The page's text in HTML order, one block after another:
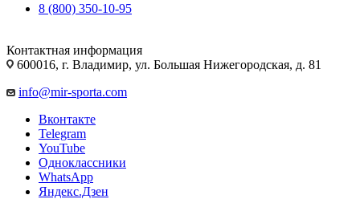
8 (800) 350-10-95
Контактная информация
600016, г. Владимир, ул. Большая Нижегородская, д. 81
info@mir-sporta.com
Вконтакте
Telegram
YouTube
Одноклассники
WhatsApp
Яндекс.Дзен